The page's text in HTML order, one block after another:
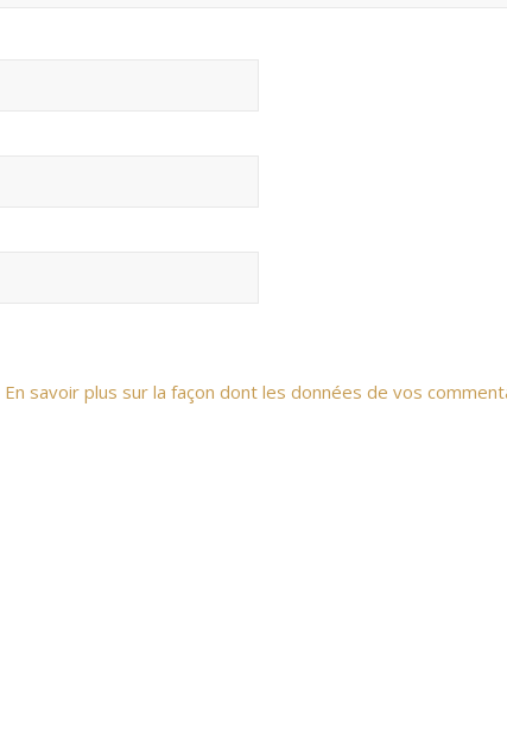
En savoir plus sur la façon dont les données de vos